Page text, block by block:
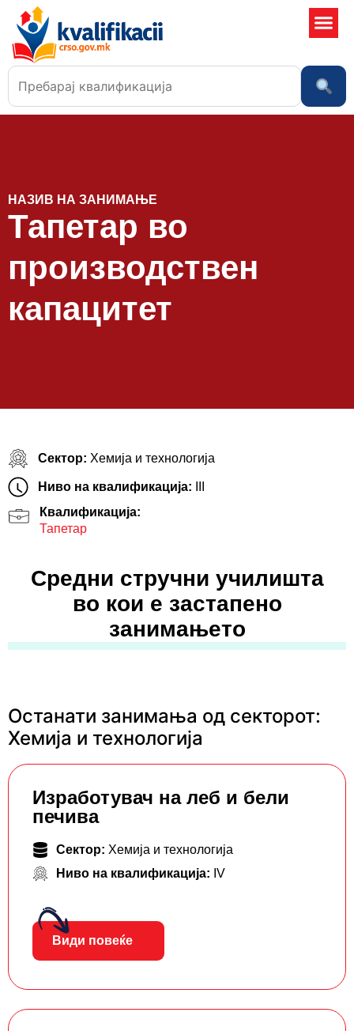
НАЗИВ НА ЗАНИМАЊЕ
Тапетар во
производствен
капацитет
Сектор: Хемија и технологија
Ниво на квалификација:
Квалификација:
Тапетар
Средни стручни училишта
во кои е застапено
занимањето
Останати занимања од секторот:
Хемија и технологија
Изработувач на леб и бели
печива
Сектор: Хемија и технологија
Ниво на квалификација: IV
Види повеќе